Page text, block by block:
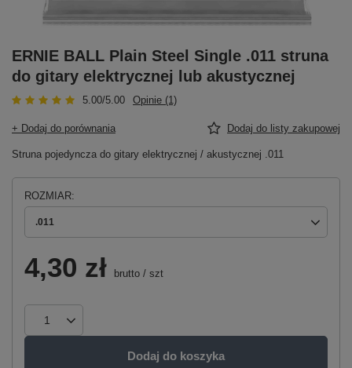
ERNIE BALL Plain Steel Single .011 struna
do gitary elektrycznej lub akustycznej
5.00/5.00 Opinie (1)
+ Dodaj do porównania Dodaj do listy zakupowej
Struna pojedyncza do gitary elektrycznej / akustycznej .011
ROZMIAR
.011
4,30 zł brutto / szt
Dodaj do koszyka